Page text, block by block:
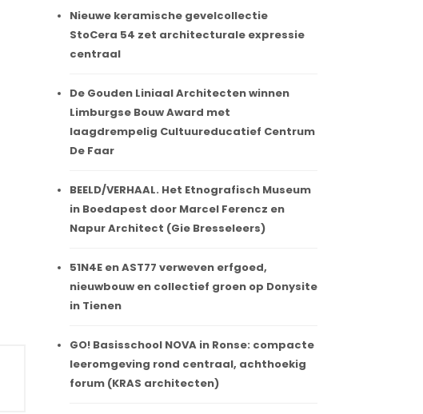
Nieuwe keramische gevelcollectie
StoCera 54 zet architecturale expressie
centraal
De Gouden Liniaal Architecten winnen
Limburgse Bouw Award met
laagdrempelig Cultuureducatief Centrum
De Faar
BEELD/VERHAAL. Het Etnografisch Museum
in Boedapest door Marcel Ferencz en
Napur Architect (Gie Bresseleers)
51N4E en AST77 verweven erfgoed,
nieuwbouw en collectief groen op Donysite
in Tienen
GO! Basisschool NOVA in Ronse: compacte
leeromgeving rond centraal, achthoekig
forum (KRAS architecten)